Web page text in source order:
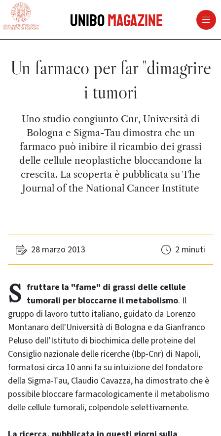
vai al contenuto della pagina
UniboMagazine
Un farmaco per far "dimagrire
i tumori
Uno studio congiunto Cnr, Università di
Bologna e Sigma-Tau dimostra che un
farmaco può inibire il ricambio dei grassi
delle cellule neoplastiche bloccandone la
crescita. La scoperta è pubblicata su The
Journal of the National Cancer Institute
28 marzo 2013 2 minuti
Sfruttare la "fame" di grassi delle cellule tumorali per bloccarne il metabolismo. Il
gruppo di lavoro tutto italiano, guidato da Lorenzo
Montanaro dell'Università di Bologna e da Gianfranco
Peluso dell’Istituto di biochimica delle proteine del
Consiglio nazionale delle ricerche (Ibp-Cnr) di Napoli,
formatosi circa 10 anni fa su intuizione del fondatore
della Sigma-Tau, Claudio Cavazza, ha dimostrato che è
possibile bloccare farmacologicamente il metabolismo
delle cellule tumorali, colpendole selettivamente.